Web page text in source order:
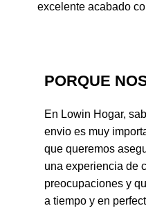
excelente acabado
PORQUE
En Lowin Hogar,
envio es muy
que queremos
una experiencia de
preocupaciones y
a tiempo y en